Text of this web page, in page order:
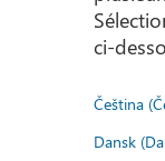
ci-
Čeština
Dansk